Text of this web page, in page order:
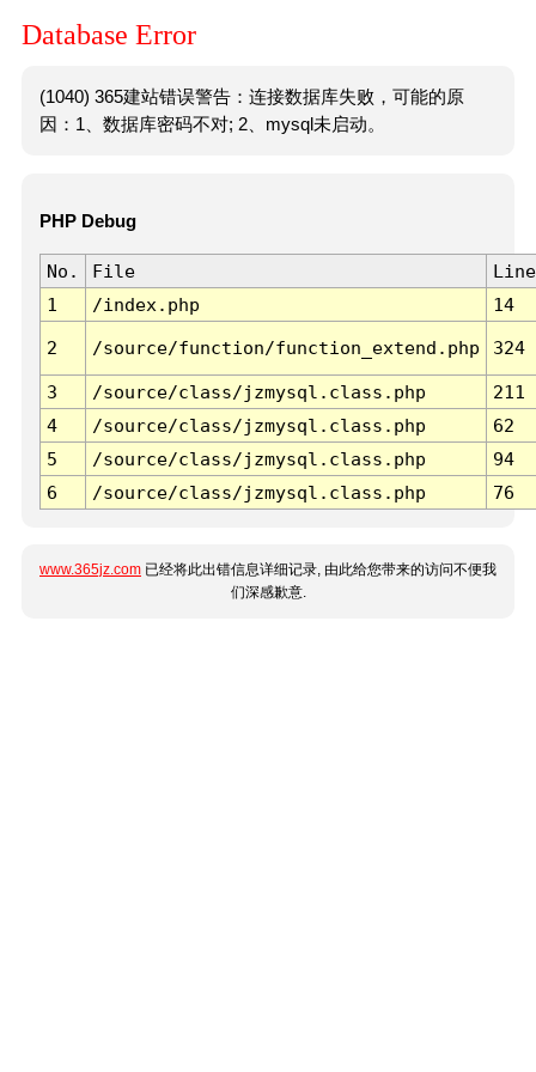
Database Error
(1040) 365建站错误警告：连接数据库失败，可能的原
因：1、数据库密码不对; 2、mysql未启动。
PHP Debug
No. File
Line
1
/index.php 14
2 /source/function/function_extend.php 324
3 /source/class/jzmysql.class.php
211
4
/source/class/jzmysql.class.php
62
5
/source/class/jzmysql.class.php
94
6
/source/class/jzmysql.class.php 76
www.365jz.com 已经将此出错信息详细记录, 由此给您带来的访问不便我
们深感歉意.